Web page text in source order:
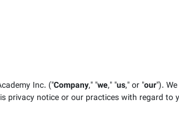
Inc. ("Company," "we," "us," or "our").
privacy notice or our practices with regard to